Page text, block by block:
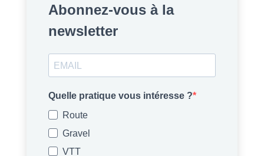
Abonnez-vous à la
newsletter
Quelle pratique vous intéresse ?
Route
Gravel
VTT